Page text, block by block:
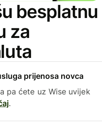
besplatnu
za
prijenosa novca
pa ćete uz Wise uvijek
.